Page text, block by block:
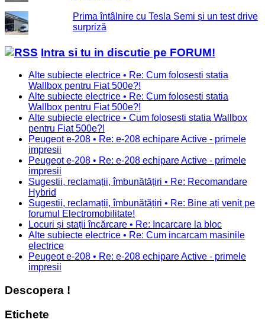
Prima întâlnire cu Tesla Semi și un test drive
surpriză
Intra si tu in discutie pe FORUM!
Alte subiecte electrice • Re: Cum folosesti statia
Wallbox pentru Fiat 500e?!
Alte subiecte electrice • Re: Cum folosesti statia
Wallbox pentru Fiat 500e?!
Alte subiecte electrice • Cum folosesti statia Wallbox
pentru Fiat 500e?!
Peugeot e-208 • Re: e-208 echipare Active - primele
impresii
Peugeot e-208 • Re: e-208 echipare Active - primele
impresii
Sugestii, reclamații, îmbunătățiri • Re: Recomandare
Hybrid
Sugestii, reclamații, îmbunătățiri • Re: Bine ați venit pe
forumul Electromobilitate!
Locuri și stații încărcare • Re: Incarcare la bloc
Alte subiecte electrice • Re: Cum incarcam masinile
electrice
Peugeot e-208 • Re: e-208 echipare Active - primele
impresii
Descopera !
Etichete